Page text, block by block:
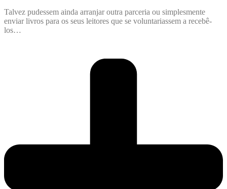
Talvez pudessem ainda arranjar outra parceria ou simplesmente
enviar livros para os seus leitores que se voluntariassem a recebê-
los…